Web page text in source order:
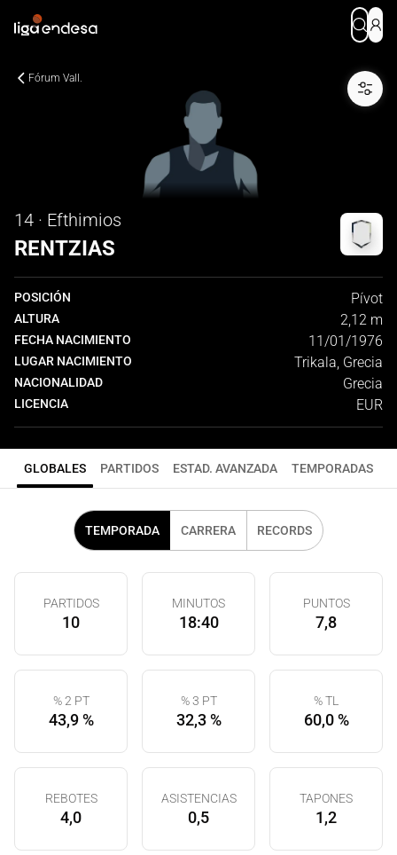
Fórum Vall.
14 · Efthimios
RENTZIAS
POSICIÓN Pívot
ALTURA 2,12 m
FECHA NACIMIENTO 11/01/1976
LUGAR NACIMIENTO Trikala, Grecia
NACIONALIDAD Grecia
LICENCIA EUR
GLOBALES PARTIDOS ESTAD. AVANZADA TEMPORADAS
TEMPORADA CARRERA RECORDS
PARTIDOS
10
MINUTOS
18:40
PUNTOS
7,8
% 2 PT
43,9 %
% 3 PT
32,3 %
% TL
60,0 %
REBOTES
4,0
ASISTENCIAS
0,5
TAPONES
1,2